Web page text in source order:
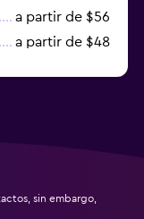
a partir de $56
a partir de $48
sin embargo,